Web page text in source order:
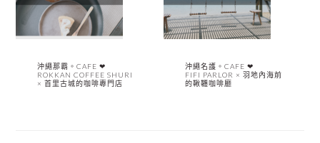
沖繩那霸。CAFE ❤︎
ROKKAN COFFEE SHURI
× 首里古城的咖啡專門店
沖繩名護。CAFE ❤︎
FIFI PARLOR × 羽地內海前
的鞦韆咖啡廳